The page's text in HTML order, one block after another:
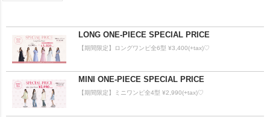
LONG ONE-PIECE SPECIAL PRICE
【期間限定】ロングワンピ全6型 ¥3,400(+tax)♡
MINI ONE-PIECE SPECIAL PRICE
【期間限定】ミニワンピ全4型 ¥2,990(+tax)♡